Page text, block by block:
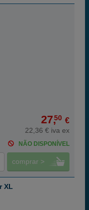
27,50 €
22,36 € iva ex
NÃO DISPONÍVEL
comprar >
XL